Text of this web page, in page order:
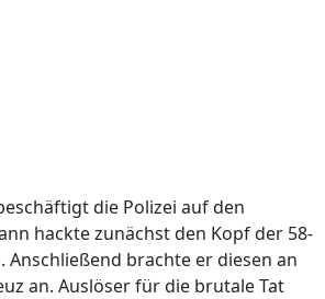
die Polizei auf den
hackte zunächst den Kopf der 58-
Anschließend brachte er diesen an
an. Auslöser für die brutale Tat